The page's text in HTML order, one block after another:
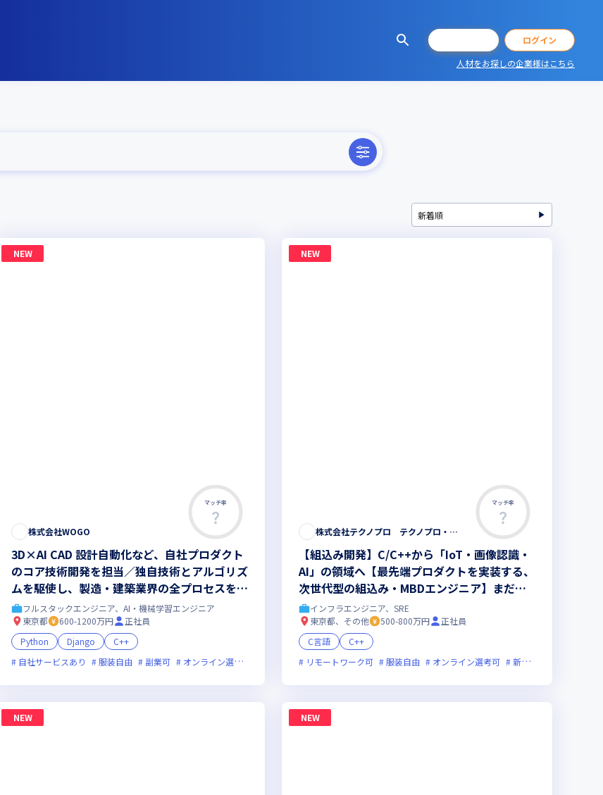
ログイン
人材をお探しの企業様はこちら
残業月20時間未満 女性エンジニアが活躍中
NEW
マッチ率
株式会社WOGO
3D×AI CAD 設計自動化など、自社プロダクト
のコア技術開発を担当／独自技術とアルゴリズ
ムを駆使し、製造・建築業界の全プロセスを刷
新する最先端開発をお任せします
フルスタックエンジニア、AI・機械学習エンジニア
東京都
600-1200万円
正社員
Python
Django
C++
自社サービスあり
服装自由 副業可 オンライン選考可 フレックス制度あり 新規立ち上げ 新技術に積極的 ベンチャー企業
NEW
マッチ率
株式会社テクノプロ テクノプロ・エンジニアリング社
【組込み開発】C/C++から「IoT・画像認識・
AI」の領域へ【最先端プロダクトを実装する、
次世代型の組込み・MBDエンジニア】まだ世
に出ていない次世代プロダクト開発◆最先端の
研修200講座以上
インフラエンジニア、SRE
東京都、その他
500-800万円
正社員
C言語
C++
リモートワーク可
服装自由 オンライン選考可 新技術に積極的
NEW NEW